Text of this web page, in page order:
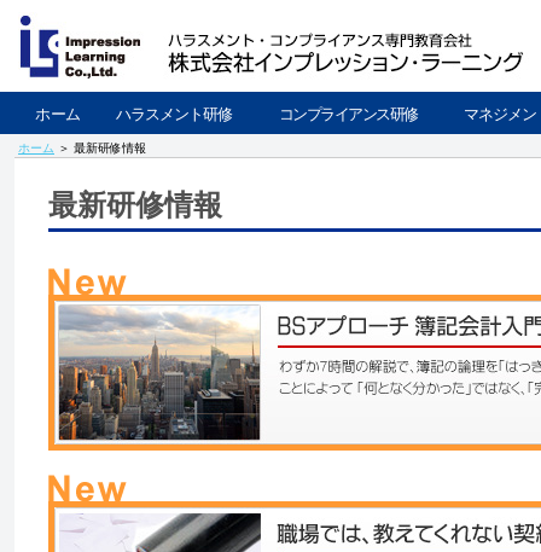
ホーム ハラスメント研修 コンプライアンス研修 マネジメン
ホーム ＞ 最新研修情報
最新研修情報